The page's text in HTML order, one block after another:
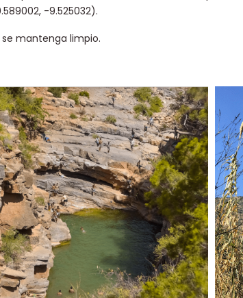
-9.525032).
mantenga limpio.